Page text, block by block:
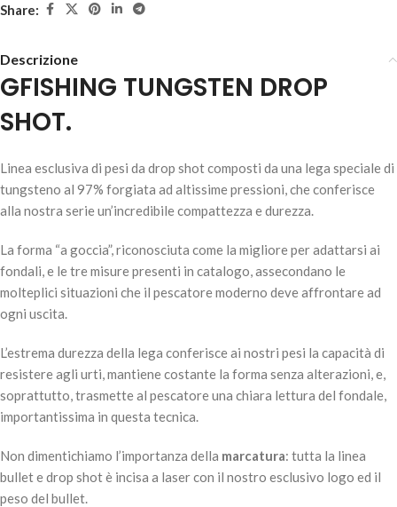
CARRELLO
GFISHING TUNGSTEN DROP SHOT –
AGGIUNGI AL
CARRELLO
Share:
Descrizione
GFISHING TUNGSTEN DROP
SHOT.
Linea esclusiva di pesi da drop shot composti da una lega speciale di
tungsteno al 97% forgiata ad altissime pressioni, che conferisce
alla nostra serie un’incredibile compattezza e durezza.
La forma “a goccia”, riconosciuta come la migliore per adattarsi ai
fondali, e le tre misure presenti in catalogo, assecondano le
molteplici situazioni che il pescatore moderno deve affrontare ad
ogni uscita.
L’estrema durezza della lega conferisce ai nostri pesi la capacità di
resistere agli urti, mantiene costante la forma senza alterazioni, e,
soprattutto, trasmette al pescatore una chiara lettura del fondale,
importantissima in questa tecnica.
Non dimentichiamo l’importanza della marcatura: tutta la linea
bullet e drop shot è incisa a laser con il nostro esclusivo logo ed il
peso del bullet.